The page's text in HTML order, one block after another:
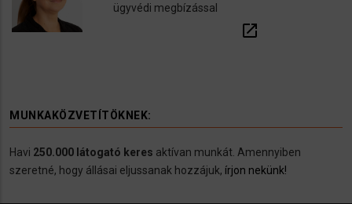
ügyvédi megbízással
open_in_new
MUNKAKÖZVETÍTÖKNEK:
Havi 250.000 látogató keres aktívan munkát. Amennyiben
szeretné, hogy állásai eljussanak hozzájuk, írjon nekünk!